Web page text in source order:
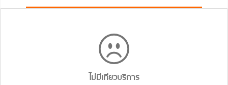
ไม่มีเทียวบริการ